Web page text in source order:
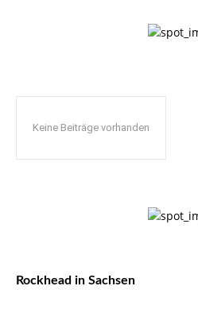
Keine Beiträge vorhanden
Rockhead in Sachsen